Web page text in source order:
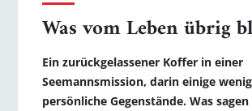
Was vom Leben übrig
Ein zurückgelassener Koffer in einer
Seemannsmission, darin einige
persönliche Gegenstände. Was